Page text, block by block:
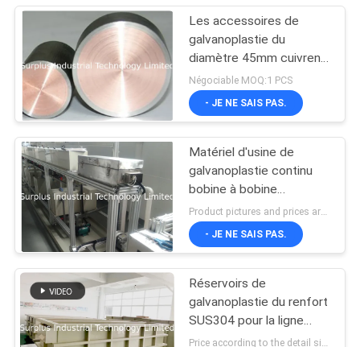
PLAN
DU
SITE
PRIVACY
POLICY
Appareil de
chauffage
d'immersion de ptc
Appareil de
chauffage
d'immersion d'acier
inoxydable
12
Les accessoires de
galvanoplastie du
diamètre 45mm cuivrent
la conductivité élevée de
barre ronde
Négociable MOQ:1 PCS
- JE NE SAIS PAS.
Matériel d'usine de
galvanoplastie continu
bobine à bobine
automatique
- JE NE SAIS PAS.
Réservoirs de
galvanoplastie du renfort
SUS304 pour la ligne
d'équipement